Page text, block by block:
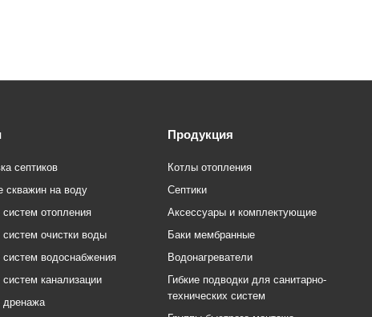
септиков
скважин на воду
отопления
очистки воды
водоснабжения
канализации
дренажа
Продукция
Котлы отопления
Септики
Аксессуары и комплектующие
Баки мембранные
Водонагреватели
Гибкие подводки для санитарно-
технических систем